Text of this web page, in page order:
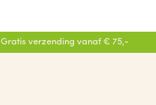
Gratis verzending vanaf € 75,-